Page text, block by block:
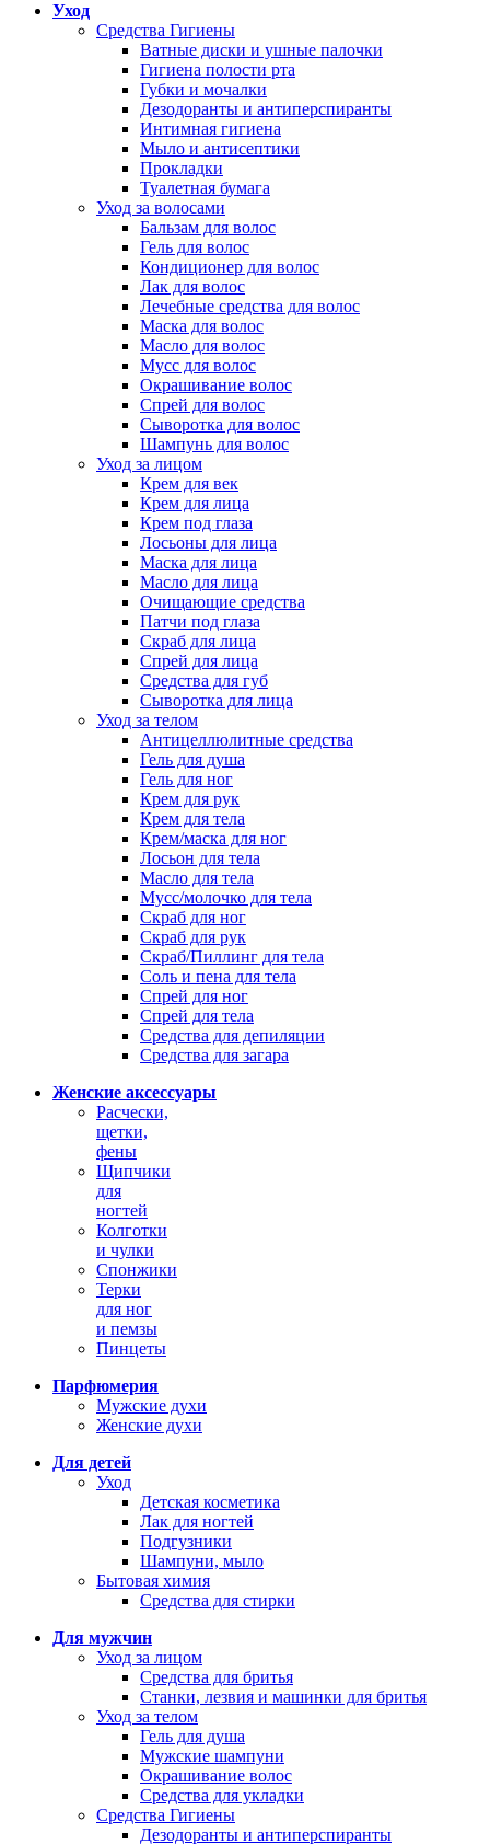
Уход
Средства Гигиены
Ватные диски и ушные палочки
Гигиена полости рта
Губки и мочалки
Дезодоранты и антиперспиранты
Интимная гигиена
Мыло и антисептики
Прокладки
Туалетная бумага
Уход за волосами
Бальзам для волос
Гель для волос
Кондиционер для волос
Лак для волос
Лечебные средства для волос
Маска для волос
Масло для волос
Мусс для волос
Окрашивание волос
Спрей для волос
Сыворотка для волос
Шампунь для волос
Уход за лицом
Крем для век
Крем для лица
Крем под глаза
Лосьоны для лица
Маска для лица
Масло для лица
Очищающие средства
Патчи под глаза
Скраб для лица
Спрей для лица
Средства для губ
Сыворотка для лица
Уход за телом
Антицеллюлитные средства
Гель для душа
Гель для ног
Крем для рук
Крем для тела
Крем/маска для ног
Лосьон для тела
Масло для тела
Мусс/молочко для тела
Скраб для ног
Скраб для рук
Скраб/Пиллинг для тела
Соль и пена для тела
Спрей для ног
Спрей для тела
Средства для депиляции
Средства для загара
Женские аксессуары
Расчески,
щетки,
фены
Щипчики
для
ногтей
Колготки
и чулки
Спонжики
Терки
для ног
и пемзы
Пинцеты
Парфюмерия
Мужские духи
Женские духи
Для детей
Уход
Детская косметика
Лак для ногтей
Подгузники
Шампуни, мыло
Бытовая химия
Средства для стирки
Для мужчин
Уход за лицом
Средства для бритья
Станки, лезвия и машинки для бритья
Уход за телом
Гель для душа
Мужские шампуни
Окрашивание волос
Средства для укладки
Средства Гигиены
Дезодоранты и антиперспиранты